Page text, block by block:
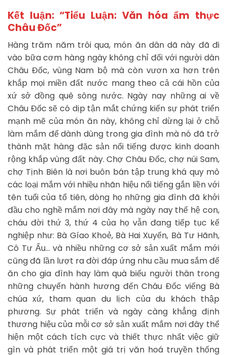
Kết luận: “Tiểu Luận: Văn hóa ẩm thực
Châu Đốc”
Hàng trăm năm trôi qua, món ăn dân dã này đã đi
vào bữa cơm hàng ngày không chỉ đối với người dân
Châu Đốc, vùng Nam bộ mà còn vươn xa hơn trên
khắp mọi miền đất nước mang theo cả cái hồn của
xứ sở đồng quê sông nước. Ngày nay những ai về
Châu Đốc sẽ có dịp tận mắt chứng kiến sự phát triển
mạnh mẽ của món ăn này, không chỉ dừng lại ở chỗ
làm mắm để dành dùng trong gia đình mà nó đã trở
thành mặt hàng đặc sản nổi tiếng được kinh doanh
rộng khắp vùng đất này. Chợ Châu Đốc, chợ núi Sam,
chợ Tịnh Biên là nơi buôn bán tập trung khá quy mô
các loại mắm với nhiều nhãn hiệu nổi tiếng gắn liền với
tên tuổi của tổ tiên, dòng họ những gia đình đã khởi
đầu cho nghề mắm nơi đây mà ngày nay thế hệ con,
cháu đời thứ 3, thứ 4 của họ vẫn đang tiếp tục kế
nghiệp như: Bà Gíao Khoẻ, Bà Hai Xuyến, Bà Tư Hãnh,
Cô Tư Ấu… và nhiều những cơ sở sản xuất mắm mới
cũng đã lần lượt ra đời đáp ứng nhu cầu mua sắm để
ăn cho gia đình hay làm quà biếu người thân trong
những chuyến hành hương đến Châu Đốc viếng Bà
chúa xứ, tham quan du lịch của du khách thập
phương. Sự phát triển và ngày càng khẳng định
thương hiệu của mỗi cơ sở sản xuất mắm nơi đây thể
hiện một cách tích cực và thiết thực nhất việc giữ
gìn và phát triển một giá trị văn hoá truyền thống